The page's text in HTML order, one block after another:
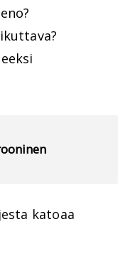
katoaa